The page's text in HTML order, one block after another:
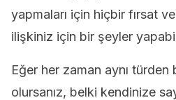
yapmaları için hiçbir fırsat
ilişkiniz için bir şeyler
Eğer her zaman aynı
olursanız, belki kendinize